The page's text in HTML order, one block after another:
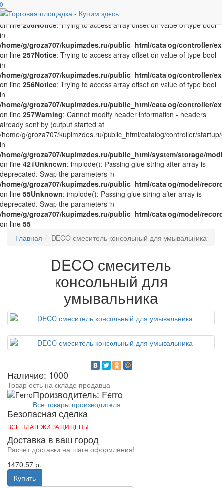
Notice
/home/g/groza707/kupimzdes.ru/public_html/catalog/controller/
on line256Notice: Trying to access array offset on value of type bool
in
/home/g/groza707/kupimzdes.ru/public_html/catalog/controller/
on line 257Notice: Trying to access array offset on value of type bool
in
/home/g/groza707/kupimzdes.ru/public_html/catalog/controller/
on line 256Notice: Trying to access array offset on value of type bool
in
/home/g/groza707/kupimzdes.ru/public_html/catalog/controller/
on line 257Warning: Cannot modify header information - headers
already sent by (output started at
/home/g/groza707/kupimzdes.ru/public_html/catalog/controller/
in
/home/g/groza707/kupimzdes.ru/public_html/system/storage/
on line 421Unknown: implode(): Passing glue string after array is
deprecated. Swap the parameters in
/home/g/groza707/kupimzdes.ru/public_html/catalog/model/
on line 55Unknown: implode(): Passing glue string after array is
deprecated. Swap the parameters in
/home/g/groza707/kupimzdes.ru/public_html/catalog/model/
on line 55
0
Главная DECO смеситель консольный для умывальника
DECO смеситель
консольный для
умывальника
Наличие: 1000
Товар есть на складе продавца!
Производитель: Ferro
Все товары производителя
Безопасная сделка
ВСЕ ПЛАТЕЖИ ЗАЩИЩЕНЫ
Доставка в ваш город
Расчёт доставки на шаге оформления!
1470.57 р.
Купить